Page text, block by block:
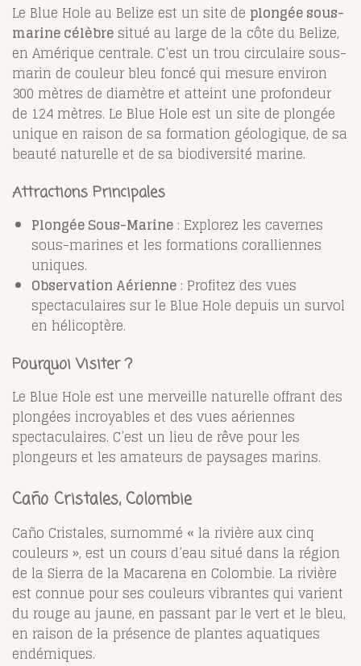
Le Blue Hole au Belize est un site de plongée sous-
marine célèbre situé au large de la côte du Belize,
en Amérique centrale. C’est un trou circulaire sous-
marin de couleur bleu foncé qui mesure environ
300 mètres de diamètre et atteint une profondeur
de 124 mètres. Le Blue Hole est un site de plongée
unique en raison de sa formation géologique, de sa
beauté naturelle et de sa biodiversité marine.
Attractions Principales
Plongée Sous-Marine : Explorez les cavernes
sous-marines et les formations coralliennes
uniques.
Observation Aérienne : Profitez des vues
spectaculaires sur le Blue Hole depuis un survol
en hélicoptère.
Pourquoi Visiter ?
Le Blue Hole est une merveille naturelle offrant des
plongées incroyables et des vues aériennes
spectaculaires. C’est un lieu de rêve pour les
plongeurs et les amateurs de paysages marins.
Caño Cristales, Colombie
Caño Cristales, surnommé « la rivière aux cinq
couleurs », est un cours d’eau situé dans la région
de la Sierra de la Macarena en Colombie. La rivière
est connue pour ses couleurs vibrantes qui varient
du rouge au jaune, en passant par le vert et le bleu,
en raison de la présence de plantes aquatiques
endémiques.